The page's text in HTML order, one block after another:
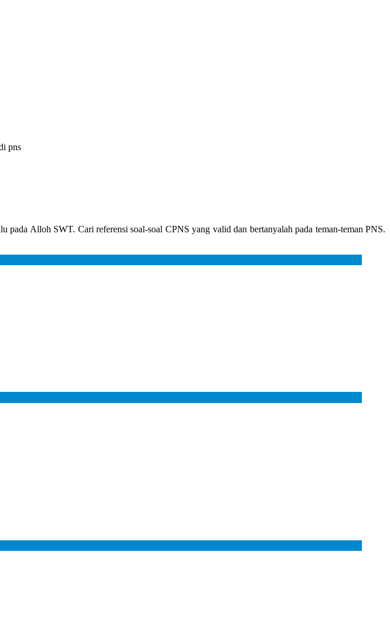
pns
pada Alloh SWT. Cari referensi soal-soal CPNS yang valid dan bertanyalah pada teman-teman PNS.